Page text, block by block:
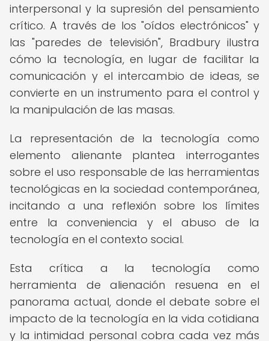
interpersonal y la supresión del pensamiento
crítico. A través de los "oídos electrónicos" y
las "paredes de televisión", Bradbury ilustra
cómo la tecnología, en lugar de facilitar la
comunicación y el intercambio de ideas, se
convierte en un instrumento para el control y
la manipulación de las masas.
La representación de la tecnología como
elemento alienante plantea interrogantes
sobre el uso responsable de las herramientas
tecnológicas en la sociedad contemporánea,
incitando a una reflexión sobre los límites
entre la conveniencia y el abuso de la
tecnología en el contexto social.
Esta crítica a la tecnología como
herramienta de alienación resuena en el
panorama actual, donde el debate sobre el
impacto de la tecnología en la vida cotidiana
y la intimidad personal cobra cada vez más